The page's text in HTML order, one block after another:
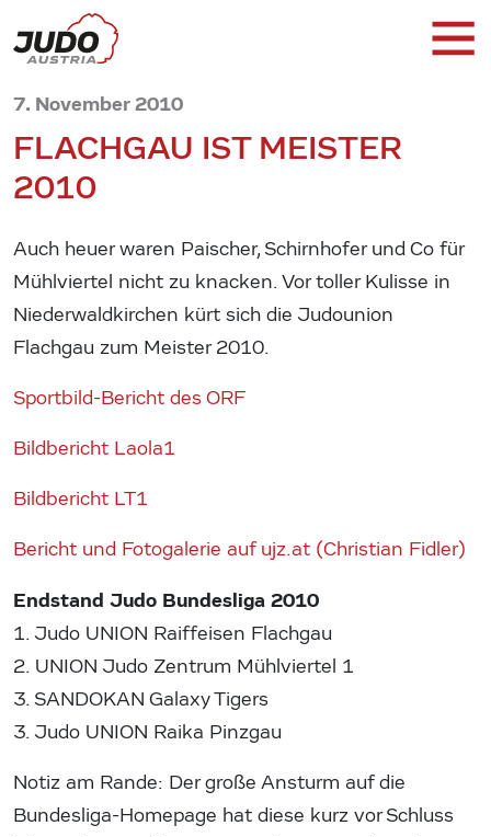
7. November 2010
FLACHGAU IST MEISTER
2010
Auch heuer waren Paischer, Schirnhofer und Co für
Mühlviertel nicht zu knacken. Vor toller Kulisse in
Niederwaldkirchen kürt sich die Judounion
Flachgau zum Meister 2010.
Sportbild-Bericht des ORF
Bildbericht Laola1
Bildbericht LT1
Bericht und Fotogalerie auf ujz.at (Christian Fidler)
Endstand Judo Bundesliga 2010
1. Judo UNION Raiffeisen Flachgau
2. UNION Judo Zentrum Mühlviertel 1
3. SANDOKAN Galaxy Tigers
3. Judo UNION Raika Pinzgau
Notiz am Rande: Der große Ansturm auf die
Bundesliga-Homepage hat diese kurz vor Schluss